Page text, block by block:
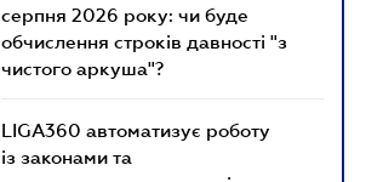
серпня 2026 року: чи буде
обчислення строків давності "з
чистого аркуша"?
LIGA360 автоматизує роботу
із законами та